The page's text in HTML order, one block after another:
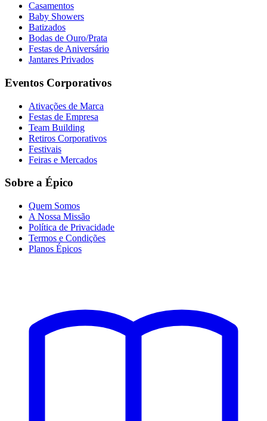
Casamentos
Baby Showers
Batizados
Bodas de Ouro/Prata
Festas de Aniversário
Jantares Privados
Eventos Corporativos
Ativações de Marca
Festas de Empresa
Team Building
Retiros Corporativos
Festivais
Feiras e Mercados
Sobre a Épico
Quem Somos
A Nossa Missão
Política de Privacidade
Termos e Condições
Planos Épicos